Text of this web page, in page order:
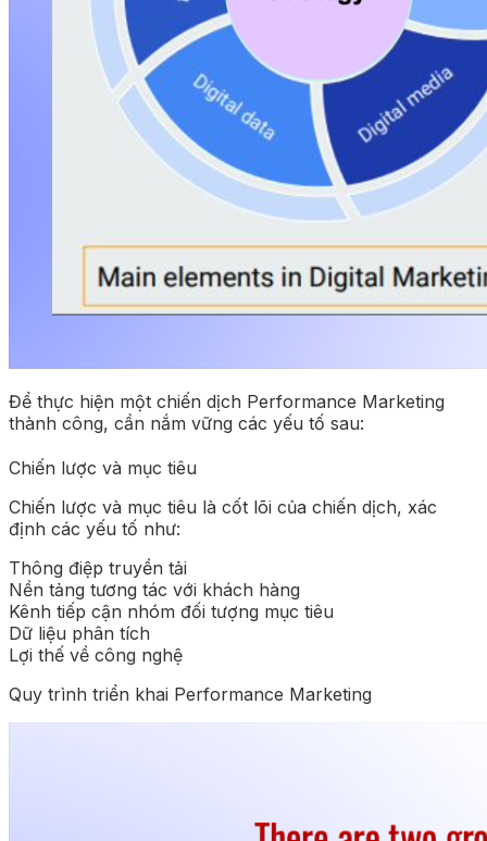
Để thực hiện một chiến dịch Performance Marketing
thành công, cần nắm vững các yếu tố sau:
Chiến lược và mục tiêu
Chiến lược và mục tiêu là cốt lõi của chiến dịch, xác
định các yếu tố như:
Thông điệp truyền tải
Nền tảng tương tác với khách hàng
Kênh tiếp cận nhóm đối tượng mục tiêu
Dữ liệu phân tích
Lợi thế về công nghệ
Quy trình triển khai Performance Marketing